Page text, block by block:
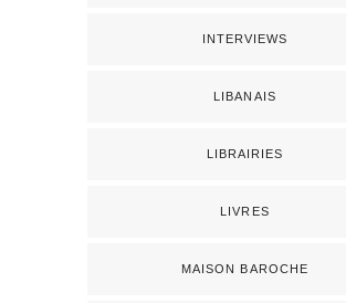
INTERVIEWS
LIBANAIS
LIBRAIRIES
LIVRES
MAISON BAROCHE